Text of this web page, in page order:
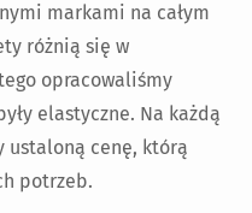
markami na całym
różnią się w
opracowaliśmy
elastyczne. Na każdą
ustaloną cenę, którą
potrzeb.